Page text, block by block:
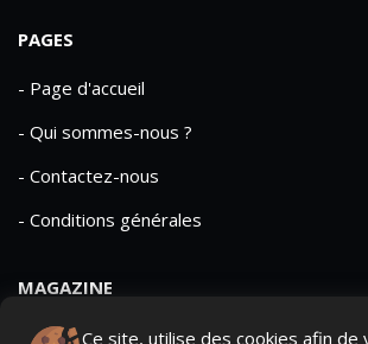
Ce site, utilise des cookies afin de
PAGES
- Page d'accueil
- Qui sommes-nous ?
- Contactez-nous
- Conditions générales
MAGAZINE
- Anciens numeros